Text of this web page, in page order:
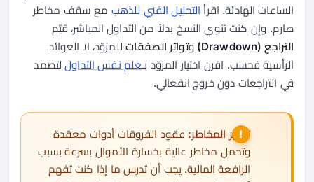
الساعات الهادئة. اقرأ التحليل الفني للذهب مع سقف مخاطر
صارم. وإن كنت تنوي النسخ بدلاً من التداول المباشر، قيّم
التراجع (Drawdown)
وتواتر الصفقاتللمزوّد، لا العوائد
الرأسية فحسب. اقرن اختيار المزوّد بـعلم نفس التداوللتصمد
في التراجعات دون خروج انفعالي.
تحذير المخاطر: عقود الفروقات أدوات معقدة
وتحمل مخاطر عالية بخسارة الأموال بسرعة بسبب
الرافعة المالية. يجب أن تدرس ما إذا كنت تفهم